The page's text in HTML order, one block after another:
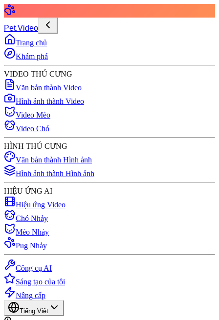
Pet.Video
Trang chủ
Khám phá
VIDEO THÚ CƯNG
Văn bản thành Video
Hình ảnh thành Video
Video Mèo
Video Chó
HÌNH THÚ CƯNG
Văn bản thành Hình ảnh
Hình ảnh thành Hình ảnh
HIỆU ỨNG AI
Hiệu ứng Video
Chó Nhảy
Mèo Nhảy
Pug Nhảy
Công cụ AI
Sáng tạo của tôi
Nâng cấp
Tiếng Việt